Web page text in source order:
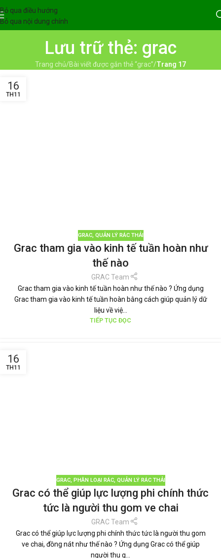
Bỏ qua điều hướng
Bỏ qua nội dung chính
Lưu trữ thẻ: grac
Trang chủ/Bài viết được gắn thẻ “grac”/Trang 17
16
TH11
GRAC, QUẢN LÝ RÁC THẢI
Grac tham gia vào kinh tế tuần hoàn như
thế nào
GRAC Team
Grac tham gia vào kinh tế tuần hoàn như thế nào ? Ứng dụng
Grac tham gia vào kinh tế tuần hoàn bằng cách giúp quản lý dữ
liệu về việ...
TIẾP TỤC ĐỌC
16
TH11
GRAC, PHÂN LOẠI RÁC, QUẢN LÝ RÁC THẢI
Grac có thể giúp lực lượng phi chính thức
tức là người thu gom ve chai
GRAC Team
Grac có thể giúp lực lượng phi chính thức tức là người thu gom
ve chai, đồng nát như thế nào ? Ứng dụng Grac có thể giúp
người thu g...